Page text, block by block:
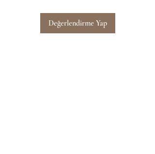
Değerlendirme Yap